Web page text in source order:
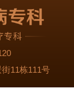
11栋111号